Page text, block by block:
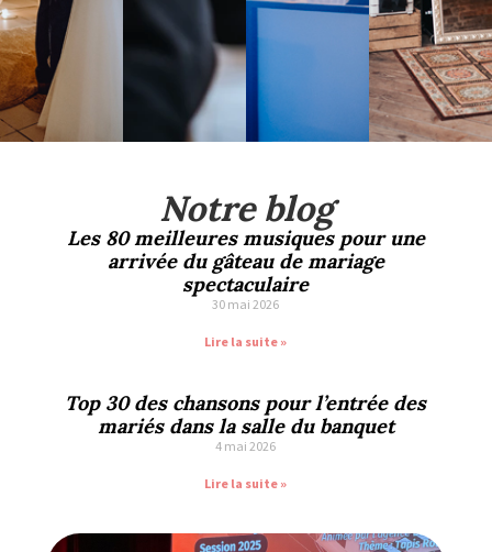
Notre blog
Les 80 meilleures musiques pour une
arrivée du gâteau de mariage
spectaculaire
30 mai 2026
Lire la suite »
Top 30 des chansons pour l’entrée des
mariés dans la salle du banquet
4 mai 2026
Lire la suite »